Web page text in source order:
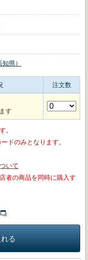
県）
注文数
す
。
ドのみとなります。
いて
者の商品を同時に購入す
る